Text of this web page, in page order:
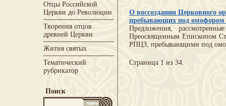
Отцы Российской
Церкви до Революции
Творения отцов
древней Церкви
Жития святых
Тематический
рубрикатор
Поиск
О воссоздании Церковного
пребывающих под
Предложения,
Преосвященным Епископом
РПЦЗ, пребывающими под
Страница 1 из 34.